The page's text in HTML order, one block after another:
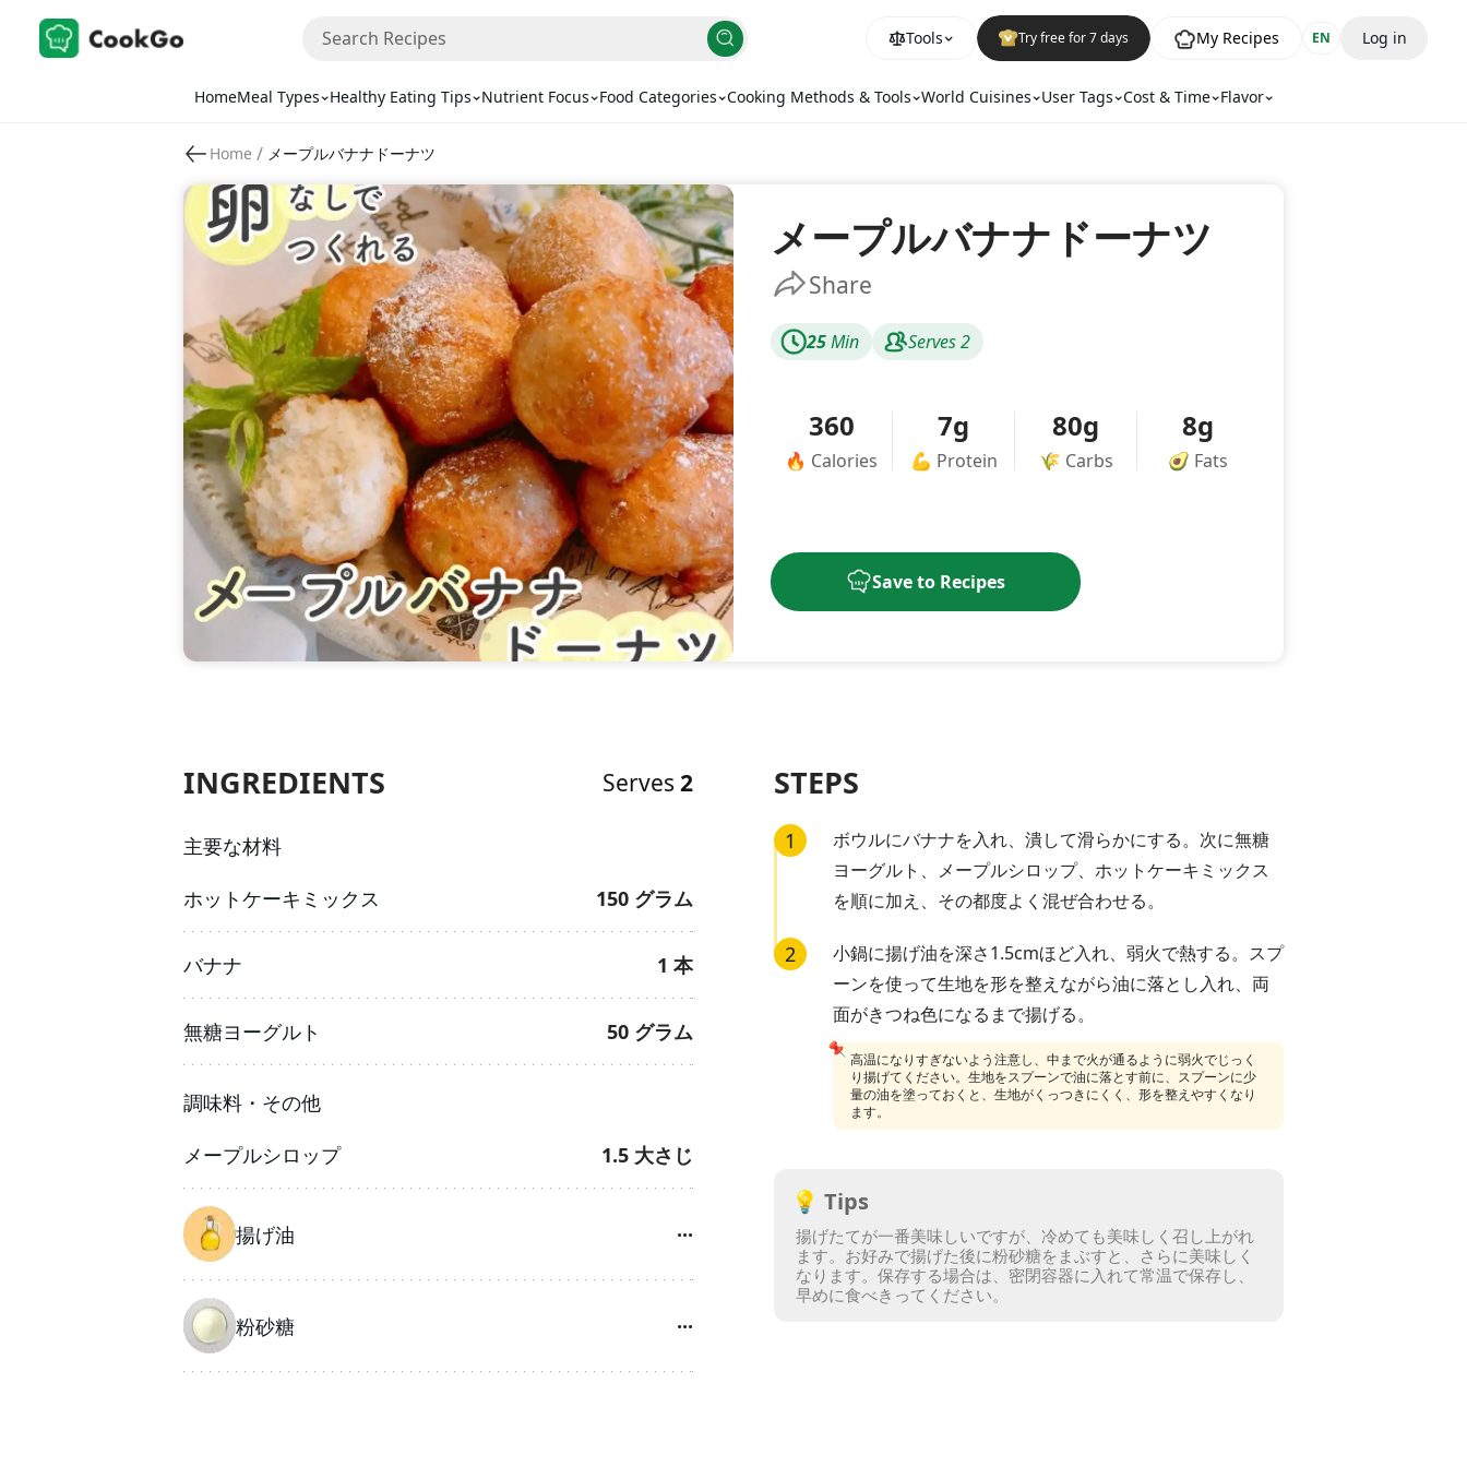
Tools Try free for 7 days My Recipes EN Log in
HomeMeal Types Healthy Eating Tips Nutrient Focus Food Categories Cooking Methods & Tools World Cuisines User Tags Cost & Time Flavor
Home / メープルバナナドーナツ
メープルバナナドーナツ
Share
25 Min Serves 2
360
🔥 Calories
7g
💪 Protein
80g
🌾 Carbs
8g
🥑 Fats
Save to Recipes
INGREDIENTS Serves 2
主要な材料
ホットケーキミックス
150 グラム
バナナ 1 本
無糖ヨーグルト 50 グラム
調味料・その他
メープルシロップ
1.5 大さじ
揚げ油 ···
粉砂糖 ···
STEPS
1
ボウルにバナナを入れ、潰して滑らかにする。次に無糖
ヨーグルト、メープルシロップ、ホットケーキミックス
を順に加え、その都度よく混ぜ合わせる。
2
小鍋に揚げ油を深さ1.5cmほど入れ、弱火で熱する。スプ
ーンを使って生地を形を整えながら油に落とし入れ、両
面がきつね色になるまで揚げる。
高温になりすぎないよう注意し、中まで火が通るように弱火でじっく
り揚げてください。生地をスプーンで油に落とす前に、スプーンに少
量の油を塗っておくと、生地がくっつきにくく、形を整えやすくなり
ます。
📌
💡 Tips
揚げたてが一番美味しいですが、冷めても美味しく召し上がれ
ます。 お好みで揚げた後に粉砂糖をまぶすと、さらに美味しく
なります。 保存する場合は、密閉容器に入れて常温で保存し、
早めに食べきってください。